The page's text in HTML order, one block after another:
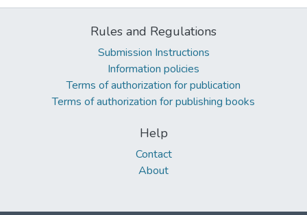
Rules and Regulations
Submission Instructions
Information policies
Terms of authorization for publication
Terms of authorization for publishing books
Help
Contact
About